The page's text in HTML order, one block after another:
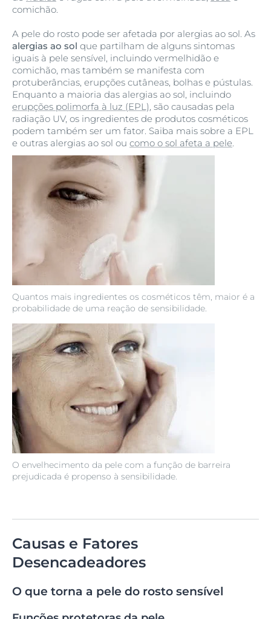
Quantos mais ingredientes os cosméticos têm, maior é a
probabilidade de uma reação de sensibilidade.
O envelhecimento da pele com a função de barreira
prejudicada é propenso à sensibilidade.
comichão.
A pele do rosto pode ser afetada por alergias ao sol. As
alergias ao sol que partilham de alguns sintomas
iguais à pele sensível, incluindo vermelhidão e
comichão, mas também se manifesta com
protuberâncias, erupções cutâneas, bolhas e pústulas.
Enquanto a maioria das alergias ao sol, incluindo
erupções polimorfa à luz (EPL), são causadas pela
radiação UV, os ingredientes de produtos cosméticos
podem também ser um fator. Saiba mais sobre a EPL
e outras alergias ao sol ou como o sol afeta a pele.
Causas e Fatores
Desencadeadores
O que torna a pele do rosto sensível